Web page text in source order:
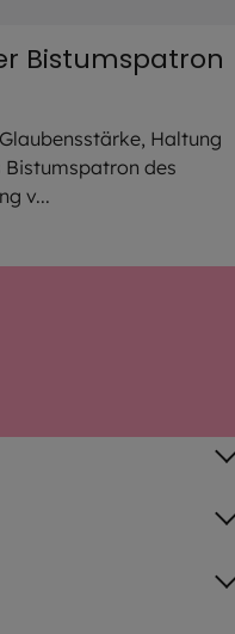
Bistumspatron
Haltung
Bistumspatron des
v...